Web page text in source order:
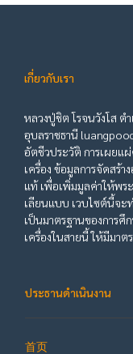
เกี่ยวกับเรา
หลวงปู่ชิต โรจนวังโส ต
อุบลราชธานี
อัตชีวประวัติ การเผยแ
เครื่อง ข้อมูลการจัดสร้
แท้ เพื่อเพิ่มมูลค่าให้พร
เลียนแบบ เวบไซต์นี้จ
เป็นมาตรฐานของการ
เครื่องในสายนี้ ให้มีมา
ประธานดำเนินงาน
首页